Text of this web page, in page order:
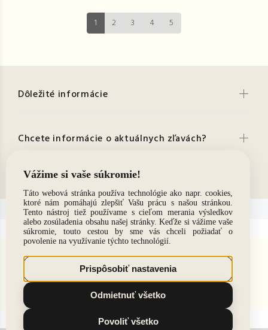
1 2 3 4 5
Dôležité informácie
Chcete informácie o aktuálnych zľavách?
Kontakt
© 2021. Všetky práva vyhradené